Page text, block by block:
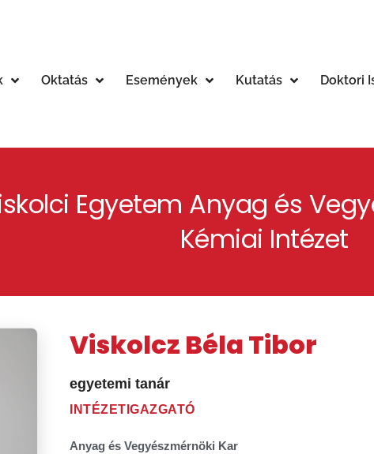
Oktatás Események Kutatás Doktori
Egyetem Anyag és
Kémiai Intézet
Viskolcz Béla Tibor
egyetemi tanár
INTÉZETIGAZGATÓ
Anyag és Vegyészmérnöki Kar